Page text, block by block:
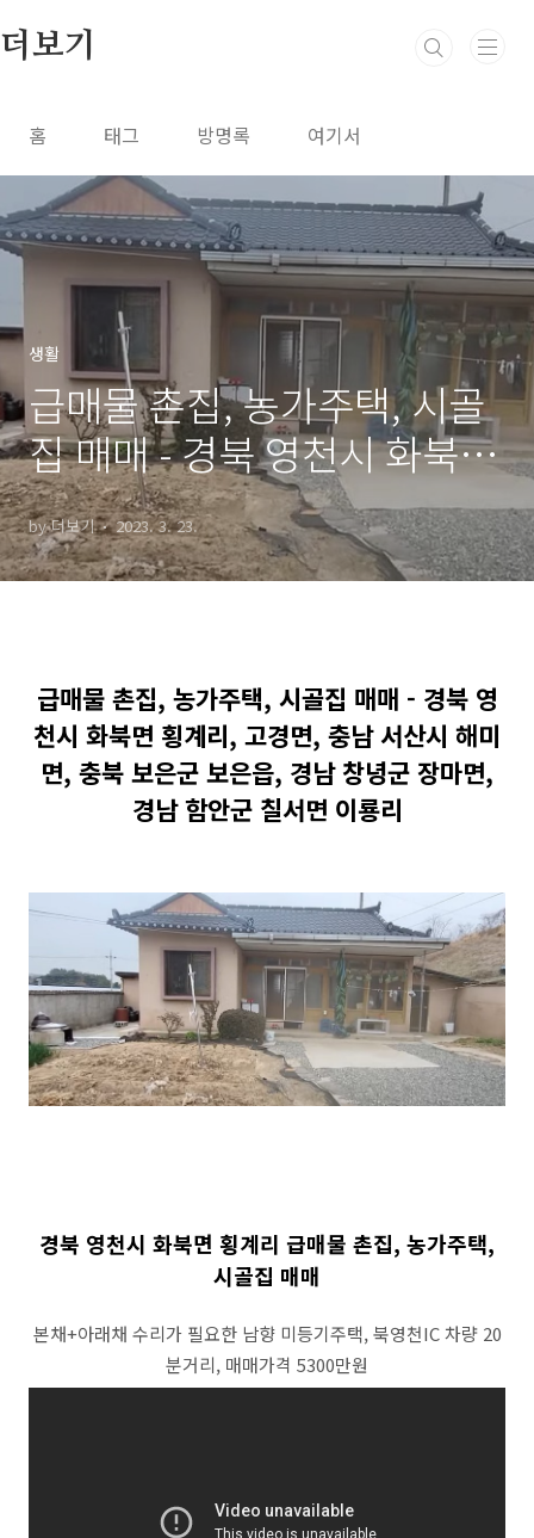
더보기
홈 태그 방명록 여기서
생활
급매물 촌집, 농가주택, 시골
집 매매 - 경북 영천시 화북면
횡계리, 고경면, 충남 서산시
해미면, 충북 보은군 보은읍,
경남 창녕군 장마면, 경남 함
by 더보기 2023. 3. 23.
급매물 촌집, 농가주택, 시골집 매매 - 경북 영
천시 화북면 횡계리, 고경면, 충남 서산시 해미
면, 충북 보은군 보은읍, 경남 창녕군 장마면,
경남 함안군 칠서면 이룡리
경북 영천시 화북면 횡계리 급매물 촌집, 농가주택,
시골집 매매
본채+아래채 수리가 필요한 남향 미등기주택, 북영천IC 차량 20
분거리, 매매가격 5300만원